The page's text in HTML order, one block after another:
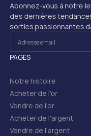
Abonnez-vous à notre
des dernières
sorties passionnantes
PAGES
Notre histoire
Acheter de l'or
Vendre de l'or
Acheter de l'argent
Vendre de l'argent